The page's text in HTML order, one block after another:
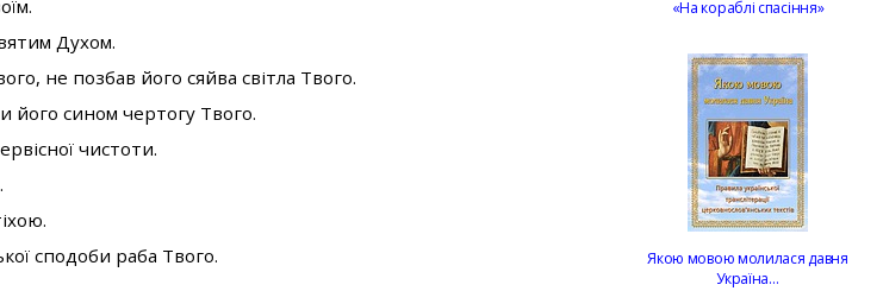
Духом.
не позбав його сяйва світла Твого.
його сином чертогу Твого.
чистоти.
сподоби раба Твого.
«На кораблі спасіння»
Якою мовою молилася давня
Україна…